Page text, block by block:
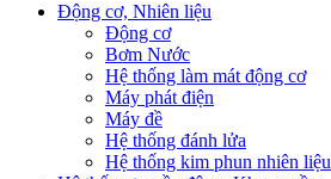
Động cơ, Nhiên liệu
Động cơ
Bơm Nước
Hệ thống làm mát động cơ
Máy phát điện
Máy đề
Hệ thống đánh lửa
Hệ thống kim phun nhiên liệu